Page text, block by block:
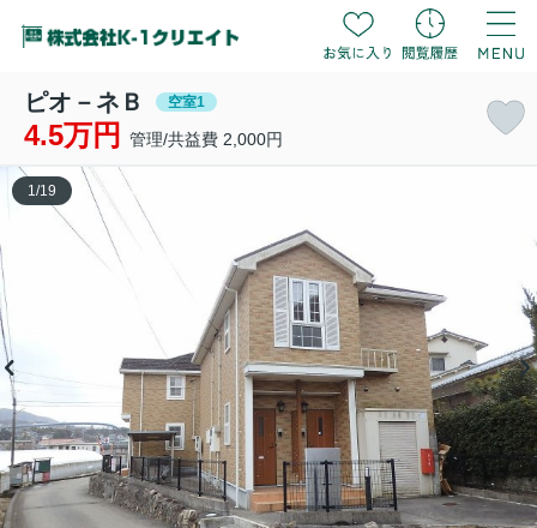
ピオ－ネＢ 空室1
4.5万円 管理/共益費 2,000円
1 /19